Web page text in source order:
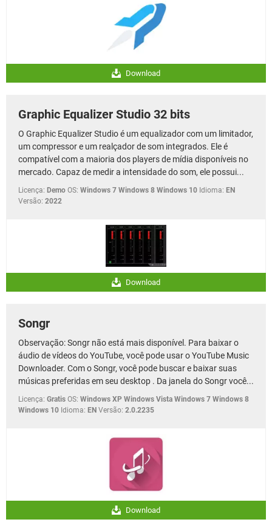
Download
Graphic Equalizer Studio 32 bits
O Graphic Equalizer Studio é um equalizador com um limitador,
um compressor e um realçador de som integrados. Ele é
compatível com a maioria dos players de mídia disponíveis no
mercado. Capaz de medir a intensidade do som, ele possui...
Licença: Demo OS: Windows 7 Windows 8 Windows 10 Idioma: EN
Versão: 2022
Download
Songr
Observação: Songr não está mais disponível. Para baixar o
áudio de vídeos do YouTube, você pode usar o YouTube Music
Downloader. Com o Songr, você pode buscar e baixar suas
músicas preferidas em seu desktop . Da janela do Songr você...
Licença: Gratis OS: Windows XP Windows Vista Windows 7 Windows 8
Windows 10 Idioma: EN Versão: 2.0.2235
Download